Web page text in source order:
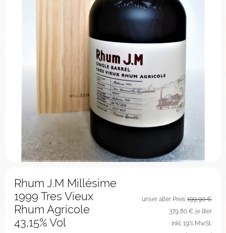
Rhum J.M Millésime
1999 Tres Vieux
Rhum Agricole
43,15% Vol
unser alter Preis 199,90 €
379,80 € je liter
inkl. 19% MwSt.